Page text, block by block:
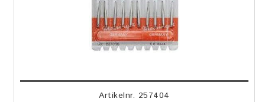
Artikelnr. 257404